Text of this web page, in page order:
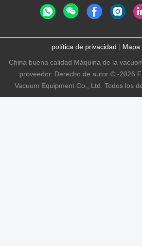
política de privacidad | Mapa
China buena calidad Máquina de la
proveedor. Derecho de autor © -2026
Vacuum Equipment Co., Ltd. Todos los